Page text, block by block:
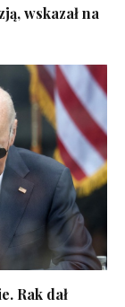
wskazał na
Rak dał